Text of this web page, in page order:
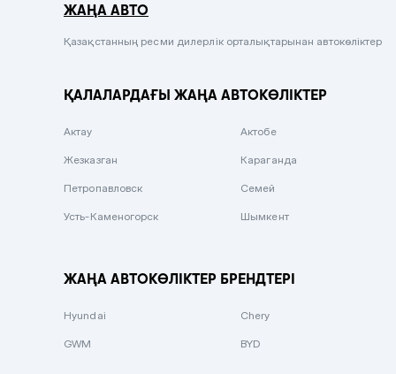
Сиреневый металлик
Вишневый
ЖАҢА АВТО
Қазақстанның ресми дилерлік орталықтарынан автокөліктер
ҚАЛАЛАРДАҒЫ ЖАҢА АВТОКӨЛІКТЕР
Актау Актобе
Жезказган Караганда
Петропавловск Семей
Усть-Каменогорск Шымкент
ЖАҢА АВТОКӨЛІКТЕР БРЕНДТЕРІ
Hyundai Chery
GWM BYD